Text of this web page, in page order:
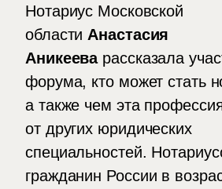
Нотариус Московской
области Анастасия
Аникееварассказала
форума, кто может стать
а также чем эта
от других юридических
специальностей.
гражданин России в